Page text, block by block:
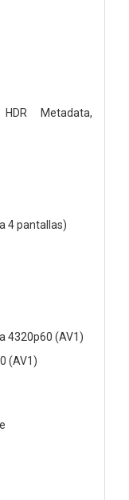
Metadata,
4 pantallas)
4320p60 (AV1)
(AV1)